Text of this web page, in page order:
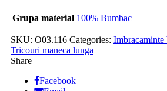
Grupa material 100% Bumbac
SKU: O03.116 Categories: Imbracaminte
Tricouri maneca lunga
Share
Facebook